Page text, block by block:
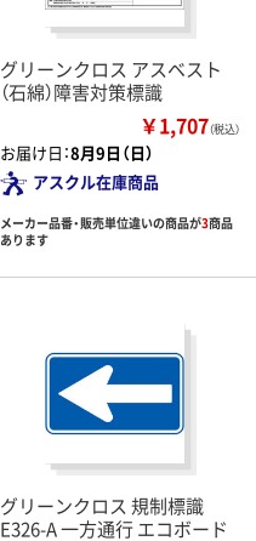
グリーンクロス アスベスト
（石綿）障害対策標識
￥1,707（税込）
お届け日：8月9日（日）
アスクル在庫商品
メーカー品番・販売単位違いの商品が3商品
あります
グリーンクロス 規制標識
E326-A 一方通行 エコボード